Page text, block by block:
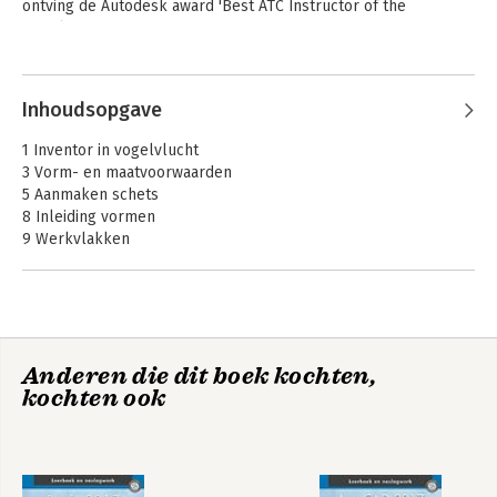
- Nederlandse tekst
- Uitgewerkte opgaven op CADCollege.nl
ontving de Autodesk award 'Best ATC Instructor of the
Andere boeken door Ronald
Boeklagen
Basisboek AutoCAD
2026
AutoCAD 2021 -
Inhoudsopgave
1 Inventor in vogelvlucht
3 Vorm- en maatvoorwaarden
5 Aanmaken schets
8 Inleiding vormen
9 Werkvlakken
27 Lassamenstelling
28 Machineframe
Index
Anderen die dit boek kochten,
kochten ook